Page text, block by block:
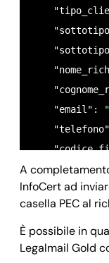
    },
    "uid":
    "sms":
    "stato":
    "email":
"
A
InfoCert ad
casella PEC al
È possibile in
Legalmail Gold